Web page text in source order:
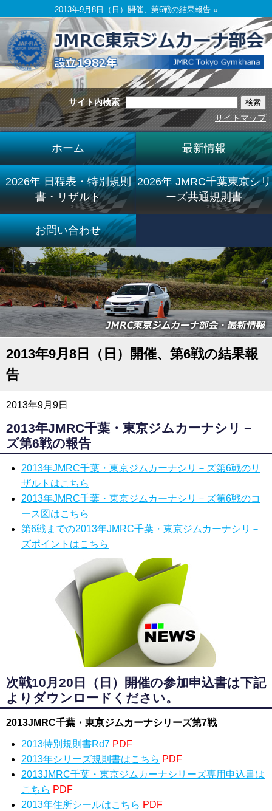
2013年9月8日（日）開催、第6戦の結果報告 «
サイト内検索
サイトマップ
ホーム 最新情報
2026年 日程表・特別規則
書・リザルト
2026年 JMRC千葉東京シリ
ーズ共通規則書
お問い合わせ
2013年9月8日（日）開催、第6戦の結果報
告
2013年9月9日
2013年JMRC千葉・東京ジムカーナシリ－
ズ第6戦の報告
2013年JMRC千葉・東京ジムカーナシリ－ズ第6戦のリ
ザルトはこちら
2013年JMRC千葉・東京ジムカーナシリ－ズ第6戦のコ
ース図はこちら
第6戦までの2013年JMRC千葉・東京ジムカーナシリ－
ズポイントはこちら
次戦10月20日（日）開催の参加申込書は下記
よりダウンロードください。
2013JMRC千葉・東京ジムカーナシリーズ第7戦
2013特別規則書Rd7 PDF
2013年シリーズ規則書はこちら PDF
2013JMRC千葉・東京ジムカーナシリーズ専用申込書は
こちら PDF
2013年住所シールはこちら PDF